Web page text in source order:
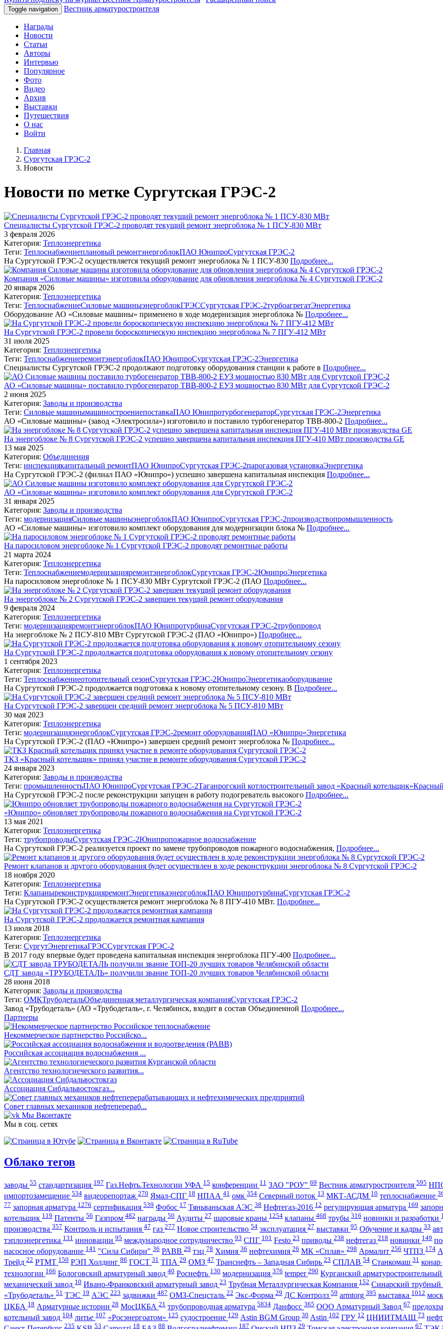
Toggle navigation Вестник арматуростроителя
Награды
Новости
Статьи
Авторы
Интервью
Популярное
Фото
Видео
Архив
Выставки
Путешествия
О нас
Войти
Главная
Сургутская ГРЭС-2
Новости
Новости по метке Сургутская ГРЭС-2
Специалисты Сургутской ГРЭС-2 проводят текущий ремонт энергоблока № 1 ПСУ-830 МВт
3 февраля 2026
Категория: Теплоэнергетика
Теги: Теплоснабжениеплановый ремонтэнергоблокПАО ЮнипроСургутская ГРЭС-2
На Сургутской ГРЭС-2 осуществляется текущий ремонт энергоблока № 1 ПСУ-830 Подробнее...
Компания «Силовые машины» изготовила оборудование для обновления энергоблока № 4 Сургутской ГРЭС-2
20 января 2026
Категория: Теплоэнергетика
Теги: ТеплоснабжениеСиловые машиныэнергоблокГРЭССургутская ГРЭС-2турбоагрегатЭнергетика
Оборудование АО «Силовые машины» применено в ходе модернизация энергоблока № Подробнее...
На Сургутской ГРЭС-2 провели бороскопическую инспекцию энергоблока № 7 ПГУ-412 МВт
31 июля 2025
Категория: Теплоэнергетика
Теги: ТеплоснабжениеремонтэнергоблокПАО ЮнипроСургутская ГРЭС-2Энергетика
Специалисты Сургутской ГРЭС-2 продолжают подготовку оборудования станции к работе в Подробнее...
АО «Силовые машины» поставило турбогенератор ТВВ-800-2 ЕУЗ мощностью 830 МВт для Сургутской ГРЭС-2
2 июня 2025
Категория: Заводы и производства
Теги: Силовые машинымашиностроениепоставкаПАО ЮнипротурбогенераторСургутская ГРЭС-2Энергетика
АО «Силовые машины» (завод «Электросила») изготовило и поставило турбогенератор ТВВ-800-2 Подробнее...
На энергоблоке № 8 Сургутской ГРЭС-2 успешно завершена капитальная инспекция ПГУ-410 МВт производства GE
13 мая 2025
Категория: Объединения
Теги: инспекциякапитальный ремонтПАО ЮнипроСургутская ГРЭС-2парогазовая установкаЭнергетика
На Сургутской ГРЭС-2 (филиал ПАО «Юнипро») успешно завершена капитальная инспекция Подробнее...
АО «Силовые машины» изготовило комплект оборудования для Сургутской ГРЭС-2
31 января 2025
Категория: Заводы и производства
Теги: модернизацияСиловые машиныэнергоблокПАО ЮнипроСургутская ГРЭС-2производствопромышленность
АО «Силовые машины» изготовило комплект оборудования для модернизации блока № Подробнее...
На паросиловом энергоблоке № 1 Сургутской ГРЭС-2 проводят ремонтные работы
21 марта 2024
Категория: Теплоэнергетика
Теги: ТеплоснабжениемодернизацияремонтэнергоблокСургутская ГРЭС-2ЮнипроЭнергетика
На паросиловом энергоблоке № 1 ПСУ-830 МВт Сургутской ГРЭС-2 (ПАО Подробнее...
На энергоблоке № 2 Сургутской ГРЭС-2 завершен текущий ремонт оборудования
9 февраля 2024
Категория: Теплоэнергетика
Теги: модернизацияремонтэнергоблокПАО ЮнипротурбинаСургутская ГРЭС-2трубопровод
На энергоблоке № 2 ПСУ-810 МВт Сургутской ГРЭС-2 (ПАО «Юнипро») Подробнее...
На Сургутской ГРЭС-2 продолжается подготовка оборудования к новому отопительному сезону
1 сентября 2023
Категория: Теплоэнергетика
Теги: Теплоснабжениеотопительный сезонСургутская ГРЭС-2ЮнипроЭнергетикаоборудование
На Сургутской ГРЭС-2 продолжается подготовка к новому отопительному сезону. В Подробнее...
На Сургутской ГРЭС-2 завершен средний ремонт энергоблока № 5 ПСУ-810 МВт
30 мая 2023
Категория: Теплоэнергетика
Теги: модернизацияэнергоблокСургутская ГРЭС-2ремонт оборудованияПАО «Юнипро»Энергетика
На Сургутской ГРЭС-2 (ПАО «Юнипро») завершен средний ремонт энергоблока № Подробнее...
ТКЗ «Красный котельщик» принял участие в ремонте оборудования Сургутской ГРЭС-2
24 января 2023
Категория: Заводы и производства
Теги: промышленностьПАО ЮнипроСургутская ГРЭС-2Таганрогский котлостроительный завод «Красный котельщик»
На Сургутской ГРЭС-2 после реконструкции запущен в работу подогреватель высокого Подробнее...
«Юнипро» обновляет трубопроводы пожарного водоснабжения на Сургутской ГРЭС-2
13 мая 2021
Категория: Теплоэнергетика
Теги: трубопроводыСургутская ГРЭС-2Юнипропожарное водоснабжение
На Сургутской ГРЭС-2 реализуется проект по замене трубопроводов пожарного водоснабжения, Подробнее...
Ремонт клапанов и другого оборудования будет осуществлен в ходе реконструкции энергоблока № 8 Сургутской ГРЭС-2
18 ноября 2020
Категория: Теплоэнергетика
Теги: КлапаныреконструкцияремонтЭнергетикаэнергоблокПАО ЮнипротурбинаСургутская ГРЭС-2
На Сургутской ГРЭС-2 осуществляется ремонт энергоблока № 8 ПГУ-410 МВт. Подробнее...
На Сургутской ГРЭС-2 продолжается ремонтная кампания
13 июля 2018
Категория: Теплоэнергетика
Теги: СургутЭнергетикаГРЭССургутская ГРЭС-2
В 2017 году впервые будет проведена капитальная инспекция энергоблока ПГУ-400 Подробнее...
СДТ завода «ТРУБОДЕТАЛЬ» получили звание ТОП-20 лучших товаров Челябинской области
28 июня 2018
Категория: Заводы и производства
Теги: ОМКТрубодетальОбъединенная металлургическая компанияСургутская ГРЭС-2
Завод «Трубодеталь» (АО «Трубодеталь», г. Челябинск, входит в состав Объединенной Подробнее...
Партнеры
Некоммерческое партнерство Российско...
Российская ассоциация водоснабжения ...
Агентство технологиеческого развития...
Ассоциация Сибдальвостокгаз...
Совет главных механиков нефтеперераб...
Мы Вконтакте
Мы в соц. сетях
Облако тегов
заводы 55 стандартизация 197 Газ.Нефть.Технологии УФА 15 конференции 11 ЗАО "РОУ" 69 Вестник арматуростроителя 595 НПО
импортозамещение 534 видеорепортаж 270 Ямал-СПГ 18 НПАА 41 омк 354 Северный поток 13 МКТ-АСДМ 10 теплоснабжение
77 запорная арматура 1276 сертификация 539 Фобос 17 Тяньваньская АЭС 38 Нефтегаз-2016 12 регулирующая арматура 169
котельщик 119 Патенты 56 Газпром 482 награды 50 Аудиты 27 шаровые краны 1254 клапаны 468 трубы 316 новинки и разработки
производства 357 Контроль и испытания 47 газ 277 Новое строительство 54 эксплуатация 27 выставки 95 Обучение и кадры 33
тэплоэнергетика 131 инновации 95 международное сотрудничество 93 СПГ 101 Festo 23 приводы 238 нефтегаз 218 новинки 149
насосное оборудование 141 "Сила Сибири" 36 РАВВ 29 тэц 78 Химия 36 нефтехимия 26 МК «Сплав» 298 Армалит 256 ЧТПЗ 174
Трейд 22 РТМТ 150 РЭП Холдинг 86 ГОСТ 31 ТПА 29 ОМЗ 47 Транснефть – Западная Сибирь 23 СПЛАВ 54 Станкомаш 31 конар
технологии 166 Бологовский арматурный завод 40 Роснефть 130 модернизация 376 temper 290 Курганский арматуростроительный
механический завод 10 Ивано-Франковский арматурный завод 23 Трубная Металлургическая Компания 152 Синарский трубный
«Трубодеталь» 51 ТЭС 19 АЭС 223 задвижки 487 ОМЗ-Спецсталь 22 Экс-Форма 29 ДС Контролз 59 armtorg 395 выставка 1012
ЦКБА 18 Арматурные истории 28 МосЦКБА 21 трубопроводная арматура 5834 Данфосс 365 ООО Арматурный Завод 67
котельный завод 104 литье 107 «Росэнергоатом» 125 судостроение 129 Astin BGM Group 30 Astin 102 ГРУ 12 ЦНИИТМАШ 73
235 53 18 88 187 29 67